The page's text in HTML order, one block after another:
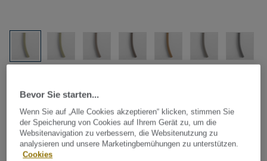
Tarkett Zubehör Komplettsortiment|Schweißschnüre
Schweißschnur für PVC-Böden
- Unicoloured CLAY 0945
Bevor Sie starten...
Wenn Sie auf „Alle Cookies akzeptieren“ klicken, stimmen Sie
der Speicherung von Cookies auf Ihrem Gerät zu, um die
Websitenavigation zu verbessern, die Websitenutzung zu
analysieren und unsere Marketingbemühungen zu unterstützen.
Cookies